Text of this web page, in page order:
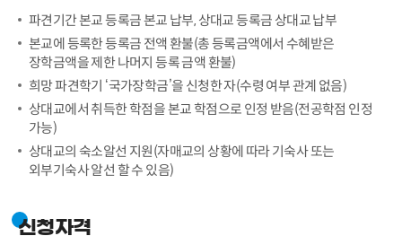
파견기간 본교 등록금 본교 납부, 상대교 등록금 상대교 납부
본교에 등록한 등록금 전액 환불(총 등록금액에서 수혜받은
장학금액을 제한 나머지 등록 금액 환불)
희망 파견학기 ‘국가장학금’을 신청한 자(수령 여부 관계 없음)
상대교에서 취득한 학점을 본교 학점으로 인정 받음(전공학점 인정
가능)
상대교의 숙소알선 지원(자매교의 상황에 따라 기숙사 또는
외부기숙사 알선 할 수 있음)
신청자격